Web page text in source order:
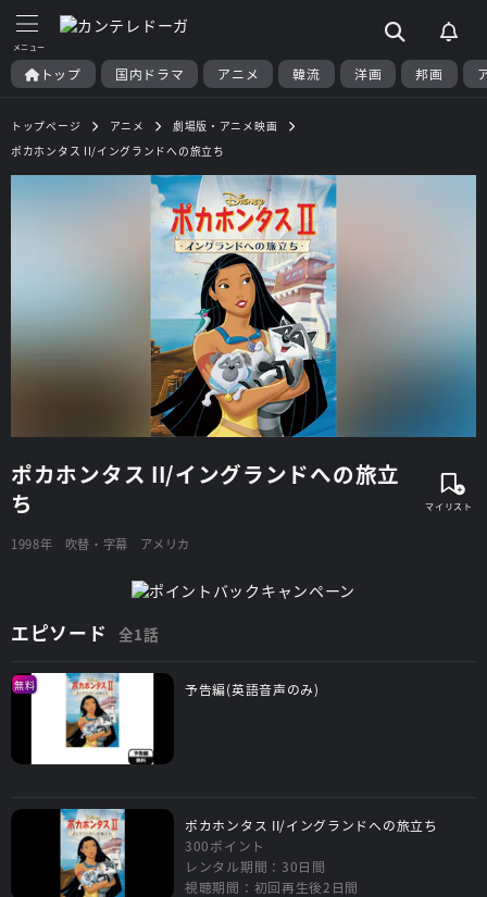
トップ 国内ドラマ アニメ 韓流 洋画 邦画
トップページ アニメ
劇場版・アニメ映画
ポカホンタス II/イングランドへの旅立ち
ポカホンタス II/イングランドへの旅立
ち
1998年 吹替・字幕 アメリカ
エピソード 全1話
無料 予告編(英語音声のみ)
ポカホンタス II/イングランドへの旅立ち
300ポイント
レンタル期間：30日間
視聴期間：初回再生後2日間